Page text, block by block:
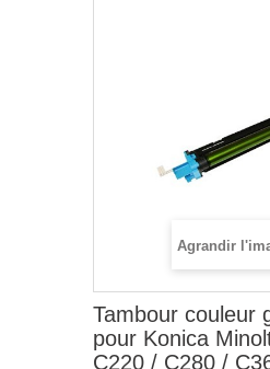
Agrandir
Tambour couleur
pour Konica
C220 / C280 /